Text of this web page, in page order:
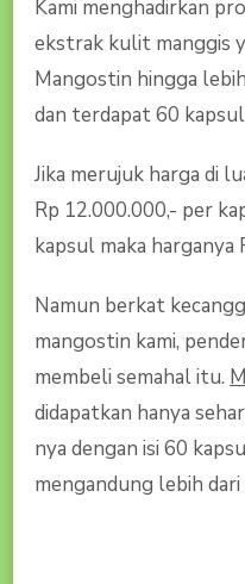
Kami menghadirkan
ekstrak kulit manggis
Mangostin hingga
dan terdapat 60
Jika merujuk harga di
Rp 12.000.000,- per
kapsul maka
Namun berkat
mangostin kami,
membeli semahal itu.
didapatkan hanya
nya dengan isi 60
mengandung lebih